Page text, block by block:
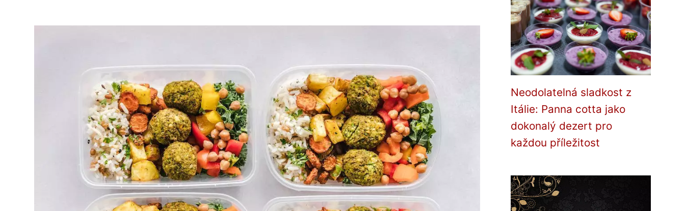
Neodolatelná sladkost z
Itálie: Panna cotta jako
dokonalý dezert pro
každou příležitost